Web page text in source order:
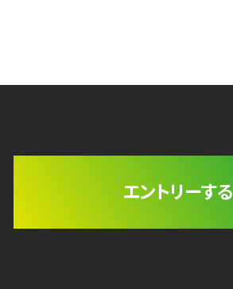
エントリーする